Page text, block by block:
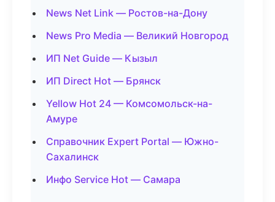
News Net Link — Ростов-на-Дону
News Pro Media — Великий Новгород
ИП Net Guide — Кызыл
ИП Direct Hot — Брянск
Yellow Hot 24 — Комсомольск-на-
Амуре
Справочник Expert Portal — Южно-
Сахалинск
Инфо Service Hot — Самара